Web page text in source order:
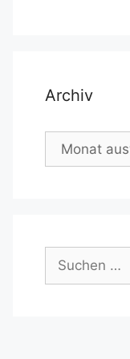
Archiv
Archiv
nach: